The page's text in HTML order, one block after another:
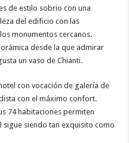
de estilo sobrio con una
del edificio con las
monumentos cercanos.
desde la que admirar
un vaso de Chianti.
con vocación de galería de
con el máximo confort.
74 habitaciones permiten
siendo tan exquisito como